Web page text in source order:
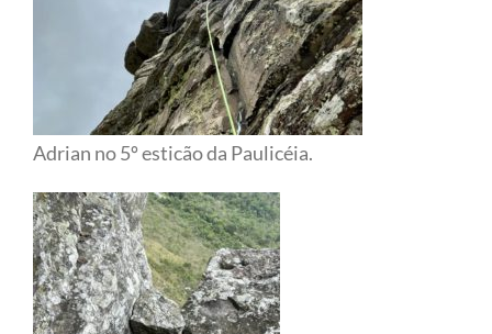
Adrian no 5º esticão da Paulicéia.